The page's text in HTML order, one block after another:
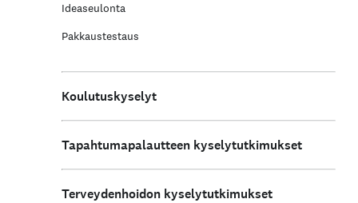
Ideaseulonta
Pakkaustestaus
Koulutuskyselyt
Tapahtumapalautteen kyselytutkimukset
Terveydenhoidon kyselytutkimukset